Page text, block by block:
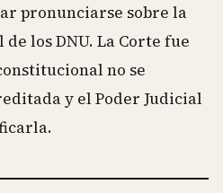
pronunciarse sobre la
los DNU. La Corte fue
no se
y el Poder Judicial